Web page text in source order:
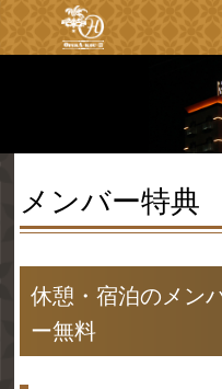
メンバー特典
休憩・宿泊のメン
ー無料